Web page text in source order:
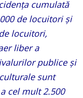
cumulată
de locuitori și
locuitori,
liber a
publice și
sunt
cel mult 2.500